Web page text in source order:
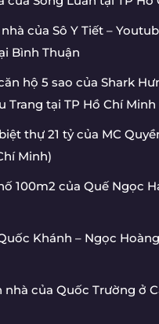
của Sô Y Tiết –
Bình Thuận
hộ 5 sao của Shark
Trang tại TP Hồ Chí Minh
thự 21 tỷ của MC
Minh)
100m2 của Quế Ngọc
Khánh – Ngọc
nhà của Quốc Trường ở